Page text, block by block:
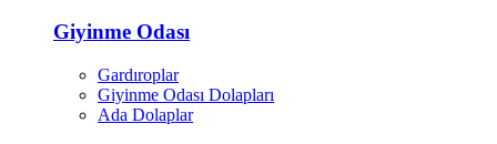
Giyinme Odası
Gardıroplar
Giyinme Odası Dolapları
Ada Dolaplar